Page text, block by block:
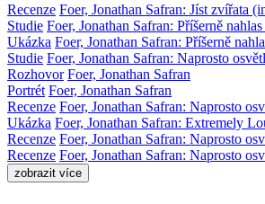
Recenze Foer, Jonathan Safran: Jíst zvířata
Studie Foer, Jonathan Safran: Příšerně
Ukázka Foer, Jonathan Safran: Příšerně
Studie Foer, Jonathan Safran: Naprosto
Rozhovor Foer, Jonathan Safran
Portrét Foer, Jonathan Safran
Recenze Foer, Jonathan Safran: Naprosto
Ukázka Foer, Jonathan Safran: Extremely
Recenze Foer, Jonathan Safran: Naprosto
Recenze Foer, Jonathan Safran: Naprosto
zobrazit více